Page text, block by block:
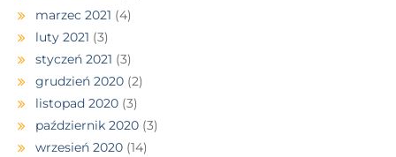
marzec 2021 (4)
luty 2021 (3)
styczeń 2021 (3)
grudzień 2020 (2)
listopad 2020 (3)
październik 2020 (3)
wrzesień 2020 (14)